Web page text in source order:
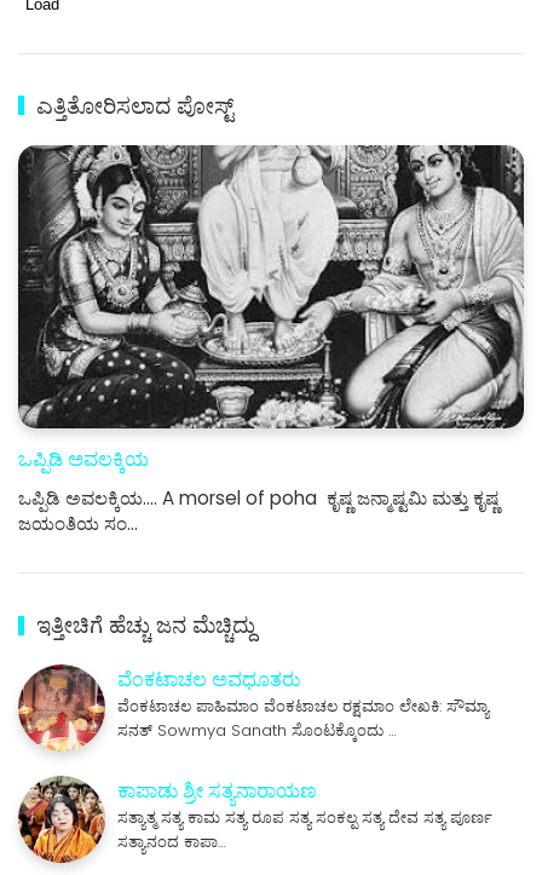
Load
ಎತ್ತಿತೋರಿಸಲಾದ ಪೋಸ್ಟ್
ಒಪ್ಪಿಡಿ ಅವಲಕ್ಕಿಯ
ಒಪ್ಪಿಡಿ ಅವಲಕ್ಕಿಯ.... A morsel of poha ಕೃಷ್ಣ ಜನ್ಮಾಷ್ಟಮಿ ಮತ್ತು ಕೃಷ್ಣ
ಜಯಂತಿಯ ಸಂ…
ಇತ್ತೀಚಿಗೆ ಹೆಚ್ಚು ಜನ ಮೆಚ್ಚಿದ್ದು
ವೆಂಕಟಾಚಲ ಅವಧೂತರು
ವೆಂಕಟಾಚಲ ಪಾಹಿಮಾಂ ವೆಂಕಟಾಚಲ ರಕ್ಷಮಾಂ ಲೇಖಕಿ: ಸೌಮ್ಯಾ
ಸನತ್ Sowmya Sanath ಸೊಂಟಕ್ಕೊಂದು …
ಕಾಪಾಡು ಶ್ರೀ ಸತ್ಯನಾರಾಯಣ
ಸತ್ಯಾತ್ಮ ಸತ್ಯ ಕಾಮ ಸತ್ಯ ರೂಪ ಸತ್ಯ ಸಂಕಲ್ಪ ಸತ್ಯ ದೇವ ಸತ್ಯ ಪೂರ್ಣ
ಸತ್ಯಾನಂದ ಕಾಪಾ…